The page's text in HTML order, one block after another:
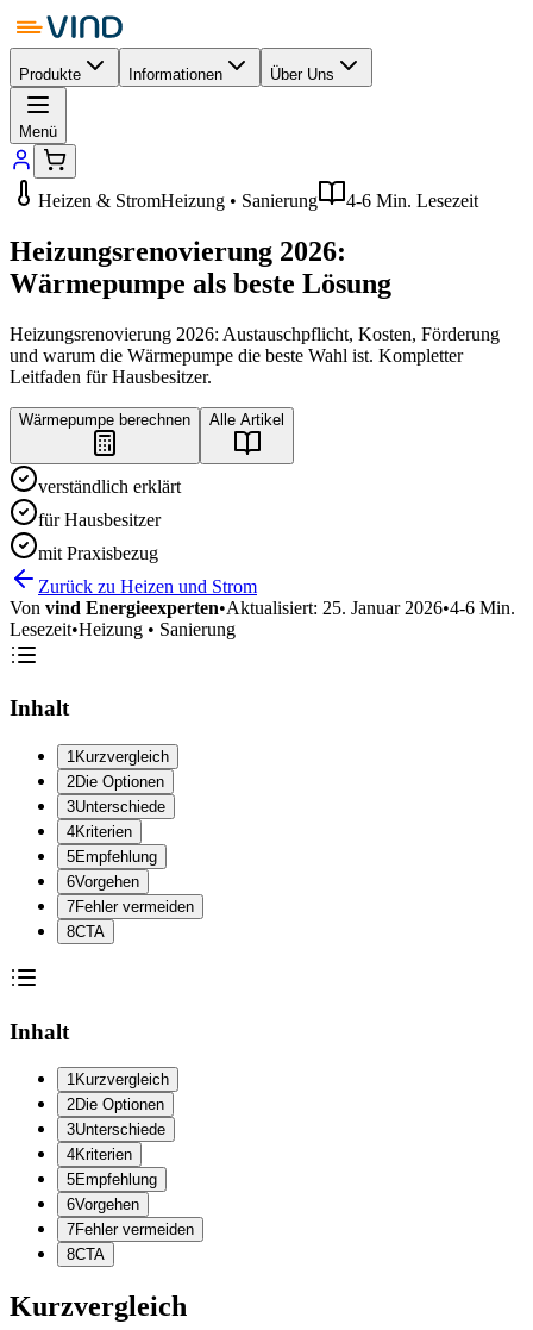
Produkte Informationen Über Uns
Menü
Heizen & StromHeizung • Sanierung 4-6 Min. Lesezeit
Heizungsrenovierung 2026:
Wärmepumpe als beste Lösung
Heizungsrenovierung 2026: Austauschpflicht, Kosten, Förderung
und warum die Wärmepumpe die beste Wahl ist. Kompletter
Leitfaden für Hausbesitzer.
Wärmepumpe berechnen Alle Artikel
verständlich erklärt
für Hausbesitzer
mit Praxisbezug
Zurück zu Heizen und Strom
Von vind Energieexperten•Aktualisiert: 25. Januar 2026•4-6 Min.
Lesezeit•Heizung • Sanierung
Inhalt
1Kurzvergleich
2Die Optionen
3Unterschiede
4Kriterien
5Empfehlung
6Vorgehen
7Fehler vermeiden
8CTA
Inhalt
1Kurzvergleich
2Die Optionen
3Unterschiede
4Kriterien
5Empfehlung
6Vorgehen
7Fehler vermeiden
8CTA
Kurzvergleich